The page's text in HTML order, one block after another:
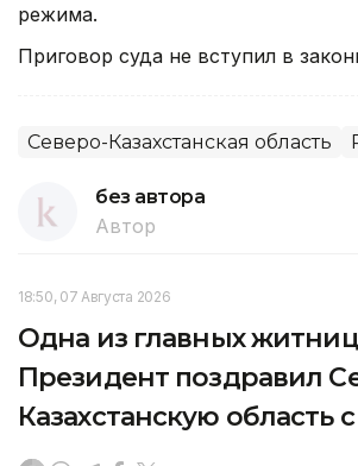
режима.
Приговор суда не вступил в
Северо-Казахстанская область
без автора
Автор
18:50, 07 Августа 2026
Одна из главных
Президент поздравил
Казахстанскую область